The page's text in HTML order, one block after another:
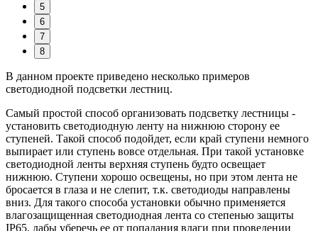
5
6
7
8
В данном проекте приведено несколько примеров
светодиодной подсветки лестниц.
Самый простой способ организовать подсветку лестницы -
установить светодиодную ленту на нижнюю сторону ее
ступеней. Такой способ подойдет, если край ступени немного
выпирает или ступень вовсе отдельная. При такой установке
светодиодной ленты верхняя ступень будто освещает
нижнюю. Ступени хорошо освещены, но при этом лента не
бросается в глаза и не слепит, т.к. светодиоды направлены
вниз. Для такого способа установки обычно применяется
влагозащищенная светодиодная лента со степенью защиты
IP65, дабы уберечь ее от попадания влаги при проведении